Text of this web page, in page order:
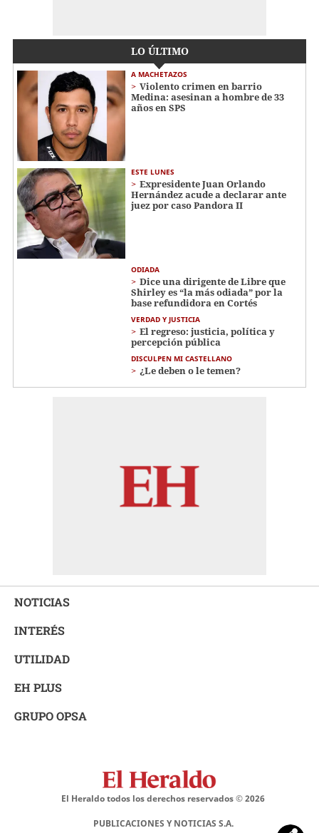
LO ÚLTIMO
A MACHETAZOS
Violento crimen en barrio
Medina: asesinan a hombre de 33
años en SPS
ESTE LUNES
Expresidente Juan Orlando
Hernández acude a declarar ante
juez por caso Pandora II
ODIADA
Dice una dirigente de Libre que
Shirley es “la más odiada” por la
base refundidora en Cortés
VERDAD Y JUSTICIA
El regreso: justicia, política y
percepción pública
DISCULPEN MI CASTELLANO
¿Le deben o le temen?
NOTICIAS
INTERÉS
UTILIDAD
EH PLUS
GRUPO OPSA
El Heraldo todos los derechos reservados ©2026
PUBLICACIONES Y NOTICIAS S.A.